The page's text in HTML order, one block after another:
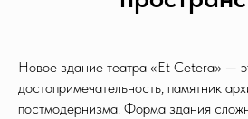
Новое здание театра «Et Cetera» —
достопримечательность, памятник
постмодернизма. Форма здания